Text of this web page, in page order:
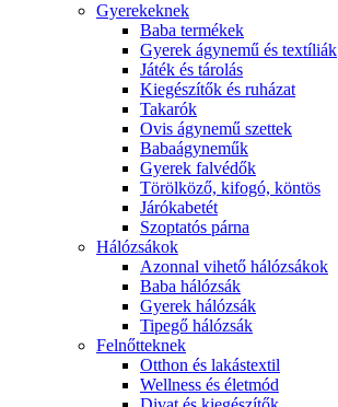
Gyerekeknek
Baba termékek
Gyerek ágynemű és textíliák
Játék és tárolás
Kiegészítők és ruházat
Takarók
Ovis ágynemű szettek
Babaágyneműk
Gyerek falvédők
Törölköző, kifogó, köntös
Járókabetét
Szoptatós párna
Hálózsákok
Azonnal vihető hálózsákok
Baba hálózsák
Gyerek hálózsák
Tipegő hálózsák
Felnőtteknek
Otthon és lakástextil
Wellness és életmód